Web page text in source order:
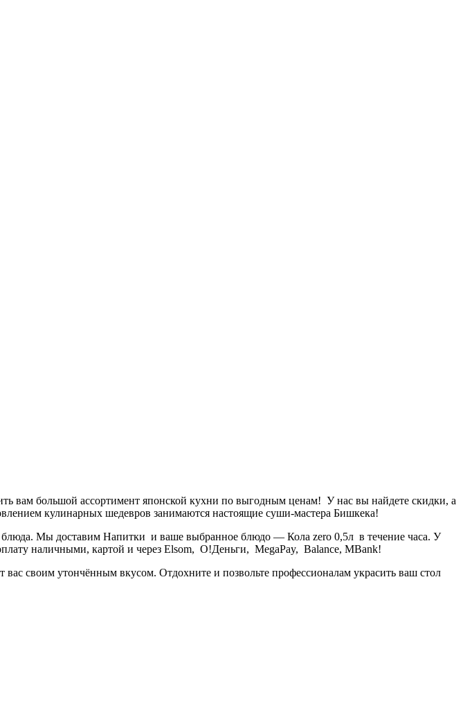
вам большой ассортимент японской кухни по выгодным ценам! У нас вы найдете скидки, а
кулинарных шедевров занимаются настоящие суши-мастера Бишкека!
блюда. Мы доставим Напитки и ваше выбранное блюдо — Кола zero 0,5л в течение часа. У
наличными, картой и через Elsom, О!Деньги, MegaPay, Balance, MBank!
своим утончённым вкусом. Отдохните и позвольте профессионалам украсить ваш стол